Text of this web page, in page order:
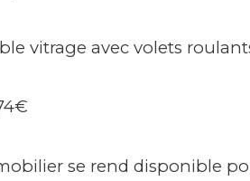
vitrage avec volets
se rend disponible